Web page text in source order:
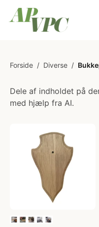
Forside / Diverse /
Dele af indholdet på
med hjælp fra AI.